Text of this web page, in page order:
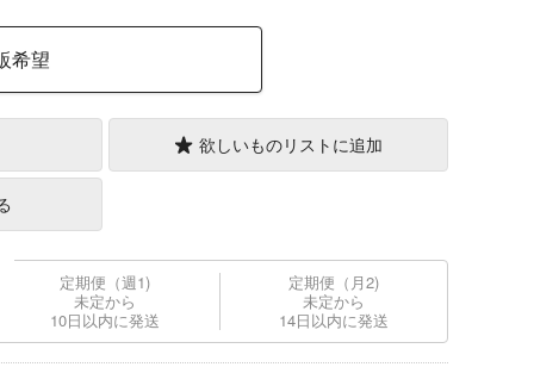
希望
欲しいものリストに追加
定期便（週1)
未定から
10日以内に発送
定期便（月2)
未定から
14日以内に発送